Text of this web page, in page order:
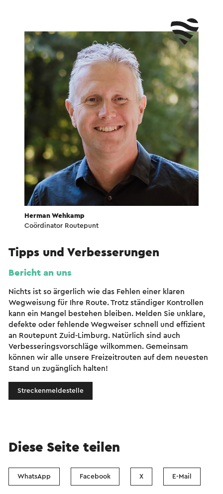
Herman Wehkamp
Coördinator Routepunt
Tipps und Verbesserungen
Bericht an uns
Nichts ist so ärgerlich wie das Fehlen einer klaren
Wegweisung für Ihre Route. Trotz ständiger Kontrollen
kann ein Mangel bestehen bleiben. Melden Sie unklare,
defekte oder fehlende Wegweiser schnell und effizient
an Routepunt Zuid-Limburg. Natürlich sind auch
Verbesseringsvorschläge wilkommen. Gemeinsam
können wir alle unsere Freizeitrouten auf dem neuesten
Stand un zugänglich halten!
Streckenmeldestelle
Diese Seite teilen
WhatsApp Facebook X E-Mail